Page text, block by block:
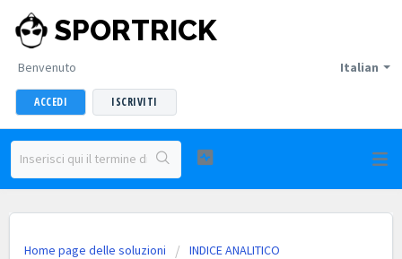
SPORTRICK
Italian
Benvenuto
ACCEDI ISCRIVITI
Home page delle soluzioni
INDICE ANALITICO